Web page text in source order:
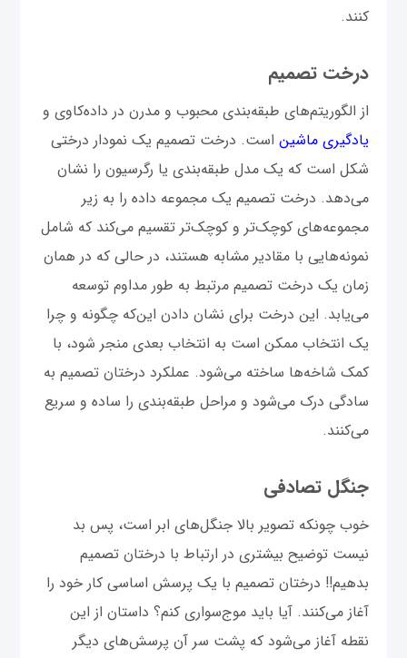
کنند.
درخت تصمیم
از الگوریتم‌های طبقه‌بندی محبوب و مدرن در داده‌کاوی و
یادگیری ماشین است. درخت تصمیم یک نمودار درختی
شکل است که یک مدل طبقه‌بندی یا رگرسیون را نشان
می‌دهد. درخت تصمیم یک مجموعه داده را به زیر
مجموعه‌های کوچک‌تر و کوچک‌تر تقسیم می‌کند که شامل
نمونه‌هایی با مقادیر مشابه هستند، در حالی که در همان
زمان یک درخت تصمیم مرتبط به طور مداوم توسعه
می‌یابد. این درخت برای نشان دادن این‌که چگونه و چرا
یک انتخاب ممکن است به انتخاب بعدی منجر شود، با
کمک شاخه‌ها ساخته می‌شود. عملکرد درختان تصمیم به
سادگی درک می‌شود و مراحل طبقه‌بندی را ساده و سریع
می‌کنند.
جنگل تصادفی
خوب چونکه تصویر بالا جنگل‌های ابر است، پس بد
نیست توضیح بیشتری در ارتباط با درختان تصمیم
بدهیم!! درختان تصمیم با یک پرسش اساسی کار خود را
آغاز می‌کنند. آیا باید موج‌سواری کنم؟ داستان از این
نقطه آغاز می‌شود که پشت سر آن پرسش‌های دیگر